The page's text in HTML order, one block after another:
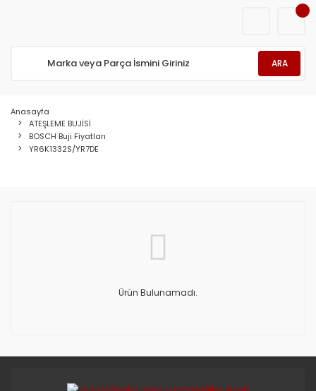
ARA
Anasayfa
ATEŞLEME BUJİSİ
BOSCH Buji Fiyatları
YR6K1332S/YR7DE
Ürün Bulunamadı.